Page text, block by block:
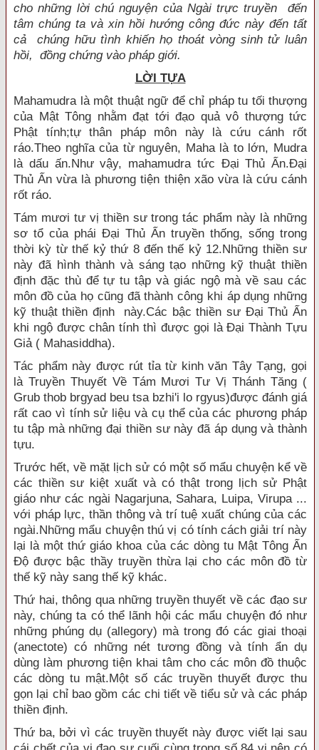
cho những lời chú nguyện của Ngài trực truyền đến
tâm chúng ta và xin hồi hướng công đức này đến tất
cả chúng hữu tình khiến họ thoát vòng sinh tử luân
hồi, đồng chứng vào pháp giới.
LỜI TỰA
Mahamudra là một thuật ngữ để chỉ pháp tu tối thượng
của Mật Tông nhằm đạt tới đạo quả vô thượng tức
Phật tính;tự thân pháp môn này là cứu cánh rốt
ráo.Theo nghĩa của từ nguyên, Maha là to lớn, Mudra
là dấu ấn.Như vậy, mahamudra tức Ðại Thủ Ấn.Ðại
Thủ Ấn vừa là phương tiện thiện xão vừa là cứu cánh
rốt ráo.
Tám mươi tư vị thiền sư trong tác phẩm này là những
sơ tổ của phái Ðại Thủ Ấn truyền thống, sống trong
thời kỳ từ thế kỷ thứ 8 đến thế kỷ 12.Những thiền sư
này đã hình thành và sáng tạo những kỹ thuật thiền
định đặc thù để tự tu tập và giác ngộ mà về sau các
môn đồ của họ cũng đã thành công khi áp dụng những
kỹ thuật thiền định này.Các bậc thiền sư Ðại Thủ Ấn
khi ngộ được chân tính thì được gọi là Ðại Thành Tựu
Giả ( Mahasiddha).
Tác phẩm này được rút tỉa từ kinh văn Tây Tạng, gọi
là Truyền Thuyết Về Tám Mươi Tư Vị Thánh Tăng (
Grub thob brgyad beu tsa bzhi'i lo rgyus)được đánh giá
rất cao vì tính sử liệu và cụ thể của các phương pháp
tu tập mà những đại thiền sư này đã áp dụng và thành
tựu.
Trước hết, về mặt lịch sử có một số mẩu chuyện kể về
các thiền sư kiệt xuất và có thật trong lịch sử Phật
giáo như các ngài Nagarjuna, Sahara, Luipa, Virupa ...
với pháp lực, thần thông và trí tuệ xuất chúng của các
ngài.Những mẩu chuyện thú vị có tính cách giải trí này
lại là một thứ giáo khoa của các dòng tu Mật Tông Ấn
Ðộ được bậc thầy truyền thừa lại cho các môn đồ từ
thế kỹ này sang thế kỹ khác.
Thứ hai, thông qua những truyền thuyết về các đạo sư
này, chúng ta có thể lãnh hội các mẩu chuyện đó như
những phúng dụ (allegory) mà trong đó các giai thoại
(anectote) có những nét tương đồng và tính ẩn dụ
dùng làm phương tiện khai tâm cho các môn đồ thuộc
các dòng tu mật.Một số các truyền thuyết được thu
gọn lại chỉ bao gồm các chi tiết về tiểu sử và các pháp
thiền định.
Thứ ba, bởi vì các truyền thuyết này được viết lại sau